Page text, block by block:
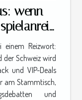
wenn
Reizwort:
der Schweiz wird
und VIP-Deals
am Stammtisch,
und